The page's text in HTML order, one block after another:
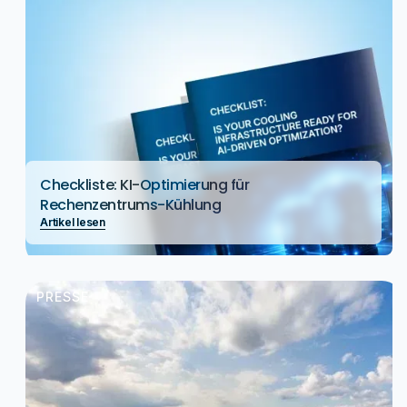
Checkliste: KI-Optimierung für
Rechenzentrums-Kühlung
Artikel lesen
PRESSE